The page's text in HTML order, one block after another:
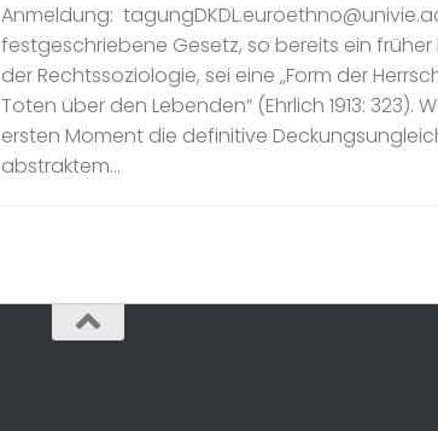
Anmeldung:
festgeschriebene Gesetz, so bereits ein früher
der Rechtssoziologie, sei eine „Form der
Toten über den Lebenden“ (Ehrlich 1913: 323).
ersten Moment die definitive
abstraktem...